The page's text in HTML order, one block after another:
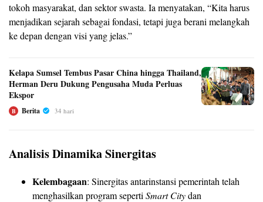
tokoh masyarakat, dan sektor swasta. Ia menyatakan, “Kita harus
menjadikan sejarah sebagai fondasi, tetapi juga berani melangkah
ke depan dengan visi yang jelas.”
Kelapa Sumsel Tembus Pasar China hingga Thailand,
Herman Deru Dukung Pengusaha Muda Perluas
Ekspor
B Berita 34 hari
Analisis Dinamika Sinergitas
Kelembagaan: Sinergitas antarinstansi pemerintah telah
menghasilkan program seperti Smart Citydan